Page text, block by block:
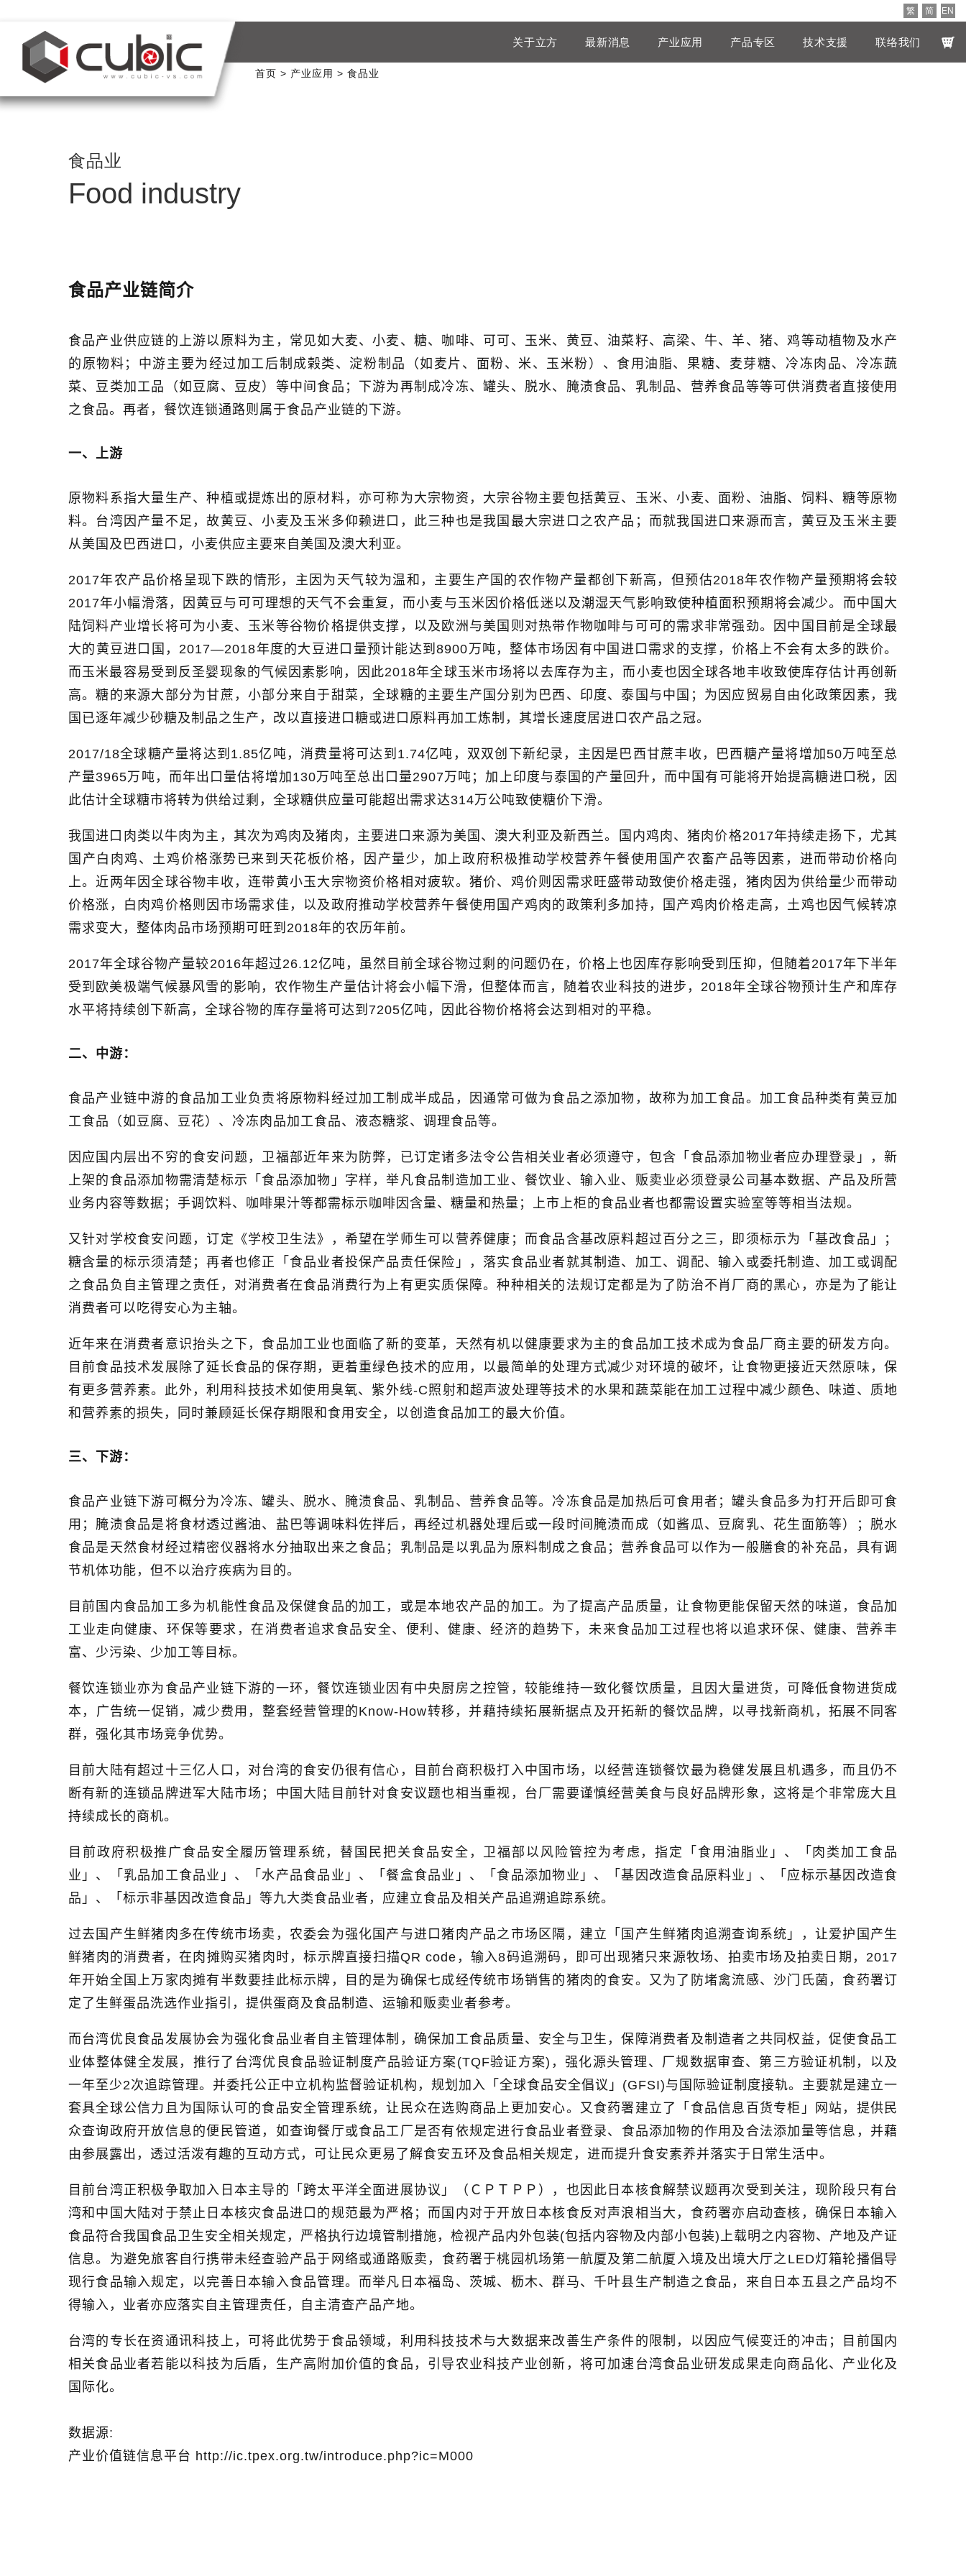
繁 简 EN
关于立方 最新消息 产业应用 产品专区 技术支援 联络我们
首页 产业应用 食品业
食品业
Food industry
食品产业链简介
食品产业供应链的上游以原料为主，常见如大麦、小麦、糖、咖啡、可可、玉米、黄豆、油菜籽、高梁、牛、羊、猪、鸡等动植物及水产
的原物料；中游主要为经过加工后制成榖类、淀粉制品（如麦片、面粉、米、玉米粉）、食用油脂、果糖、麦芽糖、冷冻肉品、冷冻蔬
菜、豆类加工品（如豆腐、豆皮）等中间食品；下游为再制成冷冻、罐头、脱水、腌渍食品、乳制品、营养食品等等可供消费者直接使用
之食品。再者，餐饮连锁通路则属于食品产业链的下游。
一、上游
原物料系指大量生产、种植或提炼出的原材料，亦可称为大宗物资，大宗谷物主要包括黄豆、玉米、小麦、面粉、油脂、饲料、糖等原物
料。台湾因产量不足，故黄豆、小麦及玉米多仰赖进口，此三种也是我国最大宗进口之农产品；而就我国进口来源而言，黄豆及玉米主要
从美国及巴西进口，小麦供应主要来自美国及澳大利亚。
2017年农产品价格呈现下跌的情形，主因为天气较为温和，主要生产国的农作物产量都创下新高，但预估2018年农作物产量预期将会较
2017年小幅滑落，因黄豆与可可理想的天气不会重复，而小麦与玉米因价格低迷以及潮湿天气影响致使种植面积预期将会减少。而中国大
陆饲料产业增长将可为小麦、玉米等谷物价格提供支撑，以及欧洲与美国则对热带作物咖啡与可可的需求非常强劲。因中国目前是全球最
大的黄豆进口国， 2017—2018年度的大豆进口量预计能达到8900万吨，整体市场因有中国进口需求的支撑，价格上不会有太多的跌价。
而玉米最容易受到反圣婴现象的气候因素影响，因此2018年全球玉米市场将以去库存为主，而小麦也因全球各地丰收致使库存估计再创新
高。糖的来源大部分为甘蔗，小部分来自于甜菜，全球糖的主要生产国分别为巴西、印度、泰国与中国；为因应贸易自由化政策因素，我
国已逐年减少砂糖及制品之生产，改以直接进口糖或进口原料再加工炼制，其增长速度居进口农产品之冠。
2017/18全球糖产量将达到 1.85亿吨，消费量将可达到 1.74亿吨，双双创下新纪录，主因是巴西甘蔗丰收，巴西糖产量将增加50万吨至总
产量3965万吨，而年出口量估将增加 130万吨至总出口量2907万吨；加上印度与泰国的产量回升，而中国有可能将开始提高糖进口税，因
此估计全球糖市将转为供给过剩，全球糖供应量可能超出需求达314万公吨致使糖价下滑。
我国进口肉类以牛肉为主，其次为鸡肉及猪肉，主要进口来源为美国、澳大利亚及新西兰。国内鸡肉、猪肉价格2017年持续走扬下，尤其
国产白肉鸡、土鸡价格涨势已来到天花板价格，因产量少，加上政府积极推动学校营养午餐使用国产农畜产品等因素，进而带动价格向
上。近两年因全球谷物丰收，连带黄小玉大宗物资价格相对疲软。猪价、鸡价则因需求旺盛带动致使价格走强，猪肉因为供给量少而带动
价格涨，白肉鸡价格则因市场需求佳，以及政府推动学校营养午餐使用国产鸡肉的政策利多加持，国产鸡肉价格走高，土鸡也因气候转凉
需求变大，整体肉品市场预期可旺到 2018年的农历年前。
2017年全球谷物产量较2016年超过26.12亿吨，虽然目前全球谷物过剩的问题仍在，价格上也因库存影响受到压抑，但随着2017年下半年
受到欧美极端气候暴风雪的影响，农作物生产量估计将会小幅下滑，但整体而言，随着农业科技的进步， 2018年全球谷物预计生产和库存
水平将持续创下新高，全球谷物的库存量将可达到 7205亿吨，因此谷物价格将会达到相对的平稳。
二、中游：
食品产业链中游的食品加工业负责将原物料经过加工制成半成品，因通常可做为食品之添加物，故称为加工食品。加工食品种类有黄豆加
工食品（如豆腐、豆花）、冷冻肉品加工食品、液态糖浆、调理食品等。
因应国内层出不穷的食安问题，卫福部近年来为防弊，已订定诸多法令公告相关业者必须遵守，包含「食品添加物业者应办理登录」，新
上架的食品添加物需清楚标示「食品添加物」字样，举凡食品制造加工业、餐饮业、输入业、贩卖业必须登录公司基本数据、产品及所营
业务内容等数据；手调饮料、咖啡果汁等都需标示咖啡因含量、糖量和热量；上市上柜的食品业者也都需设置实验室等等相当法规。
又针对学校食安问题，订定《学校卫生法》，希望在学师生可以营养健康；而食品含基改原料超过百分之三，即须标示为「基改食品」；
糖含量的标示须清楚；再者也修正「食品业者投保产品责任保险」，落实食品业者就其制造、加工、调配、输入或委托制造、加工或调配
之食品负自主管理之责任，对消费者在食品消费行为上有更实质保障。种种相关的法规订定都是为了防治不肖厂商的黑心，亦是为了能让
消费者可以吃得安心为主轴。
近年来在消费者意识抬头之下，食品加工业也面临了新的变革，天然有机以健康要求为主的食品加工技术成为食品厂商主要的研发方向。
目前食品技术发展除了延长食品的保存期，更着重绿色技术的应用，以最简单的处理方式减少对环境的破坏，让食物更接近天然原味，保
有更多营养素。此外，利用科技技术如使用臭氧、紫外线-C照射和超声波处理等技术的水果和蔬菜能在加工过程中减少颜色、味道、质地
和营养素的损失，同时兼顾延长保存期限和食用安全，以创造食品加工的最大价值。
三、下游：
食品产业链下游可概分为冷冻、罐头、脱水、腌渍食品、乳制品、营养食品等。冷冻食品是加热后可食用者；罐头食品多为打开后即可食
用；腌渍食品是将食材透过酱油、盐巴等调味料佐拌后，再经过机器处理后或一段时间腌渍而成（如酱瓜、豆腐乳、花生面筋等）；脱水
食品是天然食材经过精密仪器将水分抽取出来之食品；乳制品是以乳品为原料制成之食品；营养食品可以作为一般膳食的补充品，具有调
节机体功能，但不以治疗疾病为目的。
目前国内食品加工多为机能性食品及保健食品的加工，或是本地农产品的加工。为了提高产品质量，让食物更能保留天然的味道，食品加
工业走向健康、环保等要求，在消费者追求食品安全、便利、健康、经济的趋势下，未来食品加工过程也将以追求环保、健康、营养丰
富、少污染、少加工等目标。
餐饮连锁业亦为食品产业链下游的一环，餐饮连锁业因有中央厨房之控管，较能维持一致化餐饮质量，且因大量进货，可降低食物进货成
本，广告统一促销，减少费用，整套经营管理的Know-How转移，并藉持续拓展新据点及开拓新的餐饮品牌，以寻找新商机，拓展不同客
群，强化其市场竞争优势。
目前大陆有超过十三亿人口，对台湾的食安仍很有信心，目前台商积极打入中国市场，以经营连锁餐饮最为稳健发展且机遇多，而且仍不
断有新的连锁品牌进军大陆市场；中国大陆目前针对食安议题也相当重视，台厂需要谨慎经营美食与良好品牌形象，这将是个非常庞大且
持续成长的商机。
目前政府积极推广食品安全履历管理系统，替国民把关食品安全，卫福部以风险管控为考虑，指定「食用油脂业」、「肉类加工食品
业」、「乳品加工食品业」、「水产品食品业」、「餐盒食品业」、「食品添加物业」、「基因改造食品原料业」、「应标示基因改造食
品」、「标示非基因改造食品」等九大类食品业者，应建立食品及相关产品追溯追踪系统。
过去国产生鲜猪肉多在传统市场卖，农委会为强化国产与进口猪肉产品之市场区隔，建立「国产生鲜猪肉追溯查询系统」，让爱护国产生
鲜猪肉的消费者，在肉摊购买猪肉时，标示牌直接扫描QR code ，输入8码追溯码，即可出现猪只来源牧场、拍卖市场及拍卖日期， 2017
年开始全国上万家肉摊有半数要挂此标示牌，目的是为确保七成经传统市场销售的猪肉的食安。又为了防堵禽流感、沙门氏菌，食药署订
定了生鲜蛋品洗选作业指引，提供蛋商及食品制造、运输和贩卖业者参考。
而台湾优良食品发展协会为强化食品业者自主管理体制，确保加工食品质量、安全与卫生，保障消费者及制造者之共同权益，促使食品工
业体整体健全发展，推行了台湾优良食品验证制度产品验证方案 (TQF验证方案) ，强化源头管理、厂规数据审查、第三方验证机制，以及
一年至少2次追踪管理。并委托公正中立机构监督验证机构，规划加入「全球食品安全倡议」 (GFSI)与国际验证制度接轨。主要就是建立一
套具全球公信力且为国际认可的食品安全管理系统，让民众在选购商品上更加安心。又食药署建立了「食品信息百货专柜」网站，提供民
众查询政府开放信息的便民管道，如查询餐厅或食品工厂是否有依规定进行食品业者登录、食品添加物 的作用及合法添加量等信息，并藉
由参展露出，透过活泼有趣的互动方式，可让民众更易了解食安五环及食品相关规定，进而提升食安素养并落实于日常生活中。
目前台湾正积极争取加入日本主导的「跨太平洋全面进展协议」（ＣＰＴＰＰ），也因此日本核食解禁议题再次受到关注，现阶段只有台
湾和中国大陆对于禁止日本核灾食品进口的规范最为严格；而国内对于开放日本核食反对声浪相当大，食药署亦启动查核，确保日本输入
食品符合我国食品卫生安全相关规定，严格执行边境管制措施，检视产品内外包装(包括内容物及内部小包装)上载明之内容物、产地及产证
信息。为避免旅客自行携带未经查验产品于网络或通路贩卖，食药署于桃园机场第一航厦及第二航厦入境及出境大厅之LED灯箱轮播倡导
现行食品输入规定，以完善日本输入食品管理。而举凡日本福岛、茨城、枥木、群马、千叶县生产制造之食品，来自日本五县之产品均不
得输入，业者亦应落实自主管理责任，自主清查产品产地。
台湾的专长在资通讯科技上，可将此优势于食品领域，利用科技技术与大数据来改善生产条件的限制，以因应气候变迁的冲击；目前国内
相关食品业者若能以科技为后盾，生产高附加价值的食品，引导农业科技产业创新，将可加速台湾食品业研发成果走向商品化、产业化及
国际化。
数据源:
产业价值链信息平台 http://ic.tpex.org.tw/introduce.php?ic=M000